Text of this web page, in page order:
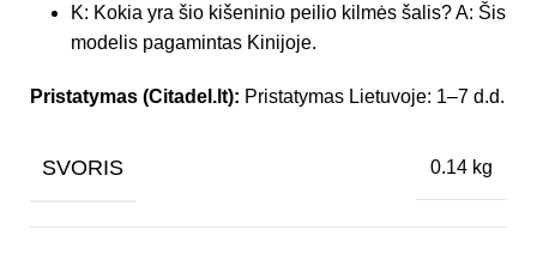
K: Kokia yra šio kišeninio peilio kilmės šalis? A: Šis
modelis pagamintas Kinijoje.
Pristatymas (Citadel.lt): Pristatymas Lietuvoje: 1–7 d.d.
SVORIS 0.14 kg